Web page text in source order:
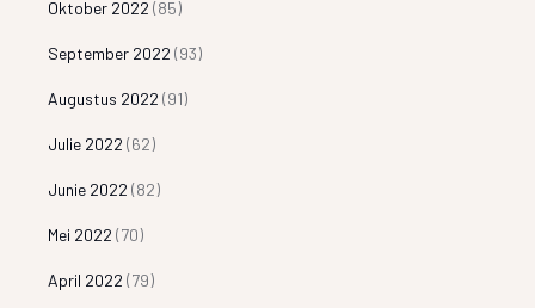
Oktober 2022 (85)
September 2022 (93)
Augustus 2022 (91)
Julie 2022 (62)
Junie 2022 (82)
Mei 2022 (70)
April 2022 (79)